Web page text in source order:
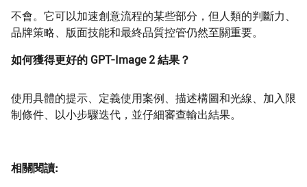
不會。它可以加速創意流程的某些部分，但人類的判斷力、
品牌策略、版面技能和最終品質控管仍然至關重要。
如何獲得更好的 GPT-Image 2 結果？
使用具體的提示、定義使用案例、描述構圖和光線、加入限
制條件、以小步驟迭代，並仔細審查輸出結果。
相關閱讀: